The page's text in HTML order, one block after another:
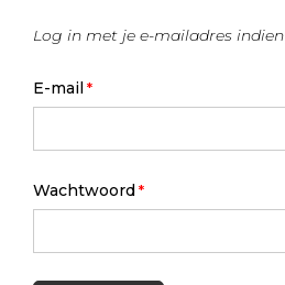
Log in met je e-mailadres
E-mail
Wachtwoord